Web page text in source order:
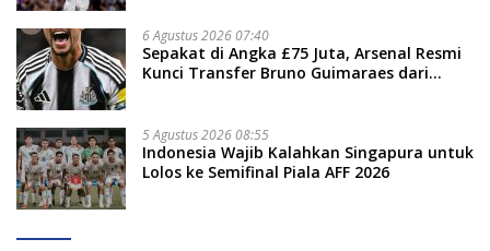
6 Agustus 2026 07:40
Sepakat di Angka £75 Juta, Arsenal Resmi
Kunci Transfer Bruno Guimaraes dari
5 Agustus 2026 08:55
Indonesia Wajib Kalahkan Singapura untuk
Lolos ke Semifinal Piala AFF 2026